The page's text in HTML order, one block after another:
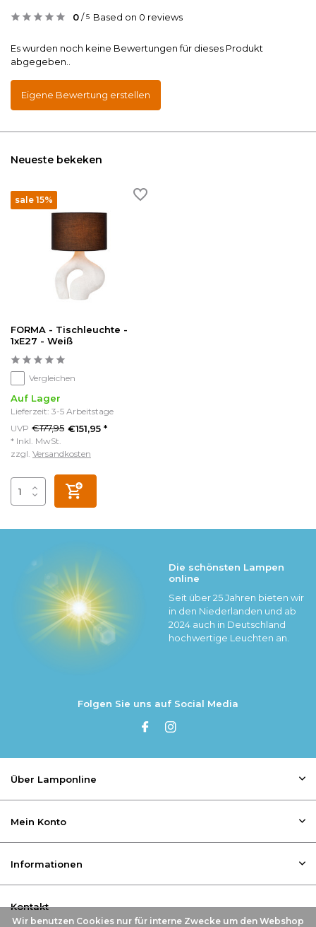
0/5 Based on 0 reviews
Es wurden noch keine Bewertungen für dieses Produkt
abgegeben..
Eigene Bewertung erstellen
Neueste bekeken
sale 15%
FORMA - Tischleuchte -
1xE27 - Weiß
Vergleichen
Auf Lager
Lieferzeit: 3-5 Arbeitstage
UVP €177,95 €151,95 *
* Inkl. MwSt.
zzgl. Versandkosten
Die schönsten Lampen
online
Seit über 25 Jahren bieten wir
in den Niederlanden und ab
2024 auch in Deutschland
hochwertige Leuchten an.
Folgen Sie uns auf Social Media
Über Lamponline
Mein Konto
Informationen
Kontakt
Wir benutzen Cookies nur für interne Zwecke um den Webshop